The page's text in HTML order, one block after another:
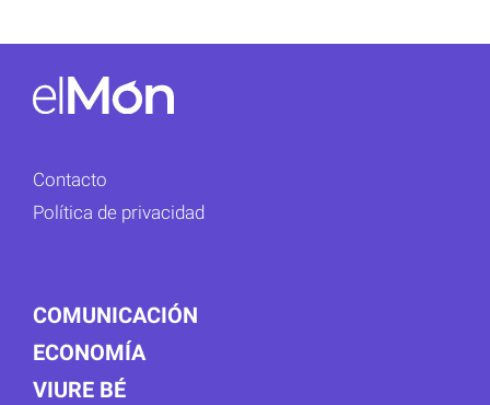
Contacto
Política de privacidad
COMUNICACIÓN
ECONOMÍA
VIURE BÉ